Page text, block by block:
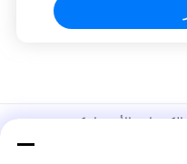
الأوتوماتيكية رفع
لتويوتا فرونتلاندر